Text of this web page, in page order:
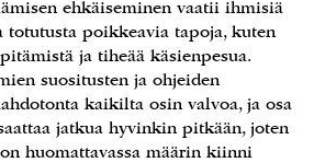
ehkäiseminen vaatii ihmisiä
totutusta poikkeavia tapoja, kuten
ja tiheää käsienpesua.
suositusten ja ohjeiden
kaikilta osin valvoa, ja osa
jatkua hyvinkin pitkään, joten
huomattavassa määrin kiinni